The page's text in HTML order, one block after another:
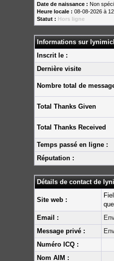
Date de naissance : Non
Heure locale : 08-08-2026 à
Statut : Hors ligne
Informations sur
Inscrit le :
Dernière visite
Nombre total de
Total Thanks Given
Total Thanks Received
Temps passé en ligne :
Réputation :
Détails de contact de
Site web :
Email :
Message privé :
Numéro ICQ :
Nom AIM :